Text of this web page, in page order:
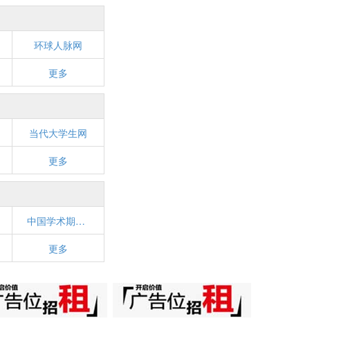
环球人脉网
更多
当代大学生网
更多
中国学术期刊网
更多